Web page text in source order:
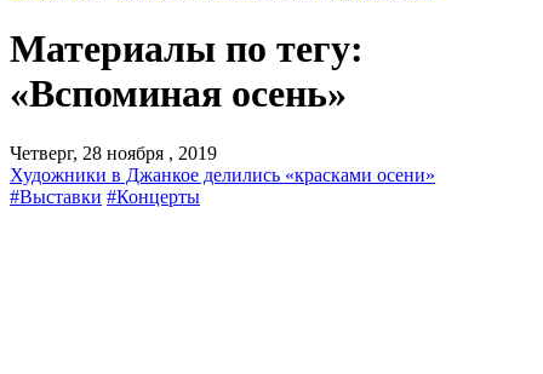
Материалы по тегу:
«Вспоминая осень»
Четверг, 28 ноября , 2019
Художники в Джанкое делились «красками осени»
#Выставки #Концерты